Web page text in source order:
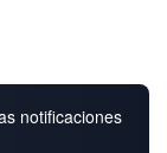
notificaciones